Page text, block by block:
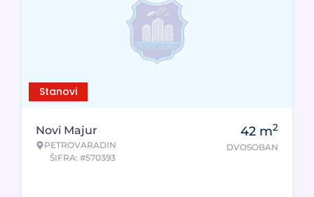
Stanovi
Novi Majur
PETROVARADIN
ŠIFRA: #570393
42 m2
DVOSOBAN